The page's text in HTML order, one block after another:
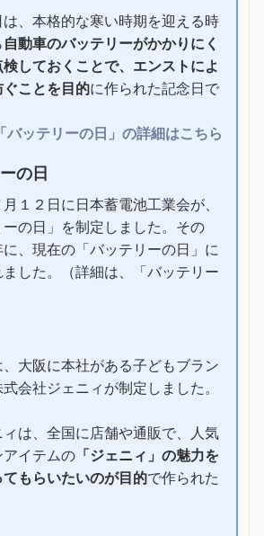
、本格的な寒い時期を迎える時
自動車のバッテリーがかかりにく
検しておくことで、エンストによ
ことを目的に作られた記念日で
「バッテリーの日」の詳細はこちら
の日
１２日に日本蓄電池工業会が、
ーの日」を制定しました。その
、現在の「バッテリーの日」に
した。（詳細は、「バッテリー
大阪に本社がある子どもブラン
会社ジェニィが制定しました。
は、全国に店舗や通販で、人気
イテムの 「ジェニィ」の魅力を
もらいたいのが目的で作られた